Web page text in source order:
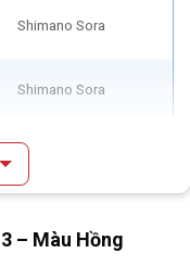
Shimano Sora
Shimano Sora
Tektro R315
N/A
CS-HG400 11-34
– Màu Hồng